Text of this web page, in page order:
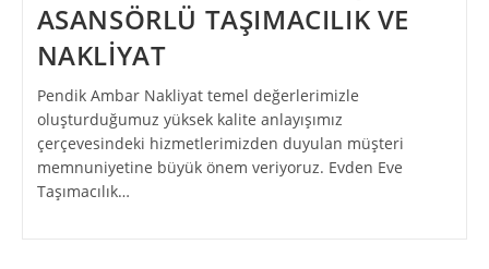
ASANSÖRLÜ TAŞIMACILIK VE
NAKLİYAT
Pendik Ambar Nakliyat temel değerlerimizle
oluşturduğumuz yüksek kalite anlayışımız
çerçevesindeki hizmetlerimizden duyulan müşteri
memnuniyetine büyük önem veriyoruz. Evden Eve
Taşımacılık…